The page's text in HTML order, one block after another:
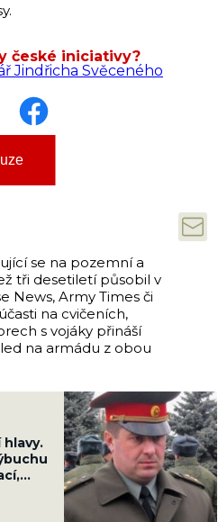
české iniciativy?
Jindřicha Svěceného
se na pozemní a
tři desetiletí působil v
News, Army Times či
na cvičeních,
s vojáky přináší
na armádu z obou
hlavy.